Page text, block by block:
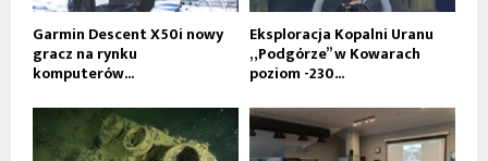
Garmin Descent X50i nowy
gracz na rynku
komputerów...
Eksploracja Kopalni Uranu
„Podgórze” w Kowarach
poziom -230...